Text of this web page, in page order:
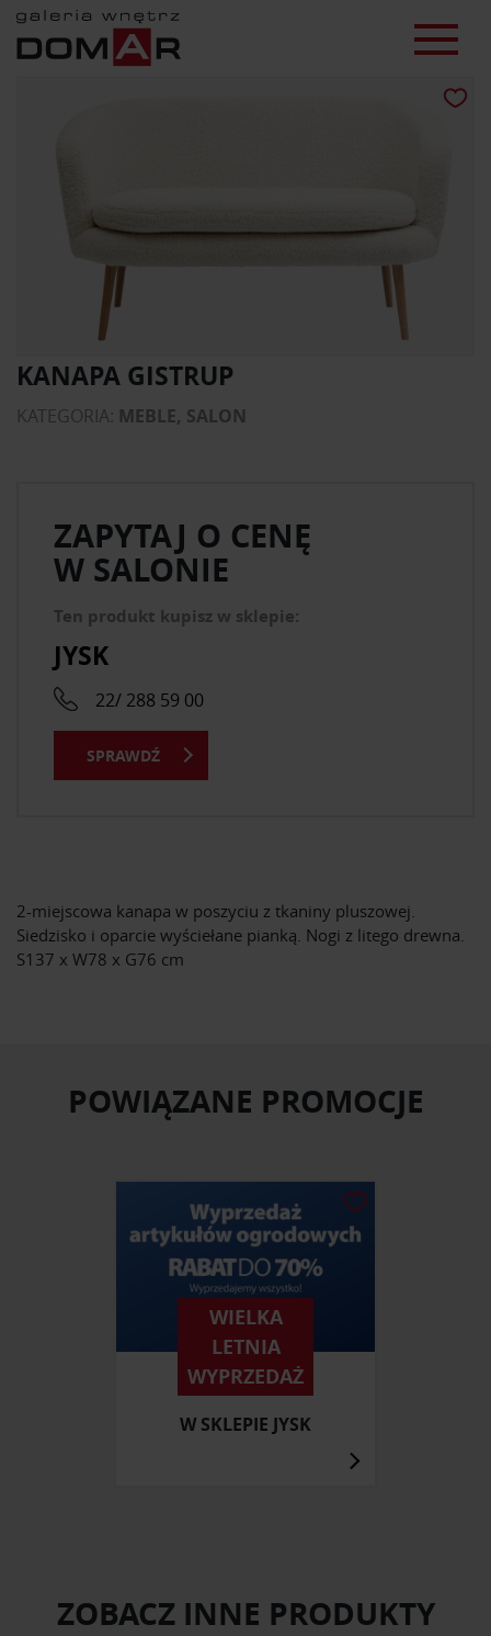
KANAPA GISTRUP
KATEGORIA: MEBLE, SALON
2-miejscowa kanapa w poszyciu z tkaniny pluszowej.
Siedzisko i oparcie wyściełane pianką. Nogi z litego drewna.
S137 x W78 x G76 cm
ZAPYTAJ O CENĘ
W SALONIE
Ten produkt kupisz w sklepie:
JYSK
22/ 288 59 00
SPRAWDŹ
POWIĄZANE PROMOCJE
WIELKA
LETNIA
WYPRZEDAŻ
W SKLEPIE JYSK
ZOBACZ INNE PRODUKTY